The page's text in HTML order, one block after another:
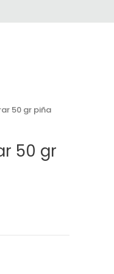
50 gr piña
50 gr